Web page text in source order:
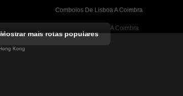
Comboios De Lisboa A Coimbra
Comboios De Porto A Coimbra
Mostrar mais rotas populares
Kong